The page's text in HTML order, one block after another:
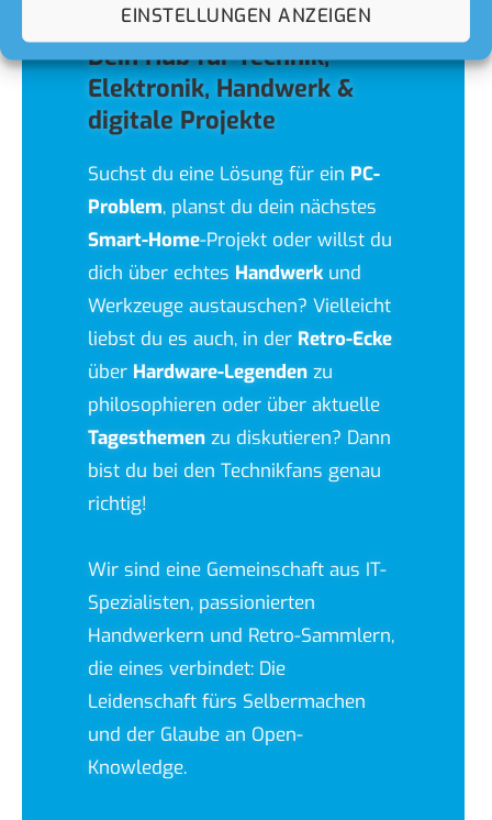
EINSTELLUNGEN ANZEIGEN
Dein Hub für Technik,
Elektronik, Handwerk &
digitale Projekte
Suchst du eine Lösung für ein PC-
Problem, planst du dein nächstes
Smart-Home-Projekt oder willst du
dich über echtes Handwerkund
Werkzeuge austauschen? Vielleicht
liebst du es auch, in der Retro-Ecke
über Hardware-Legenden zu
philosophieren oder über aktuelle
Tagesthemen zu diskutieren? Dann
bist du bei den Technikfans genau
richtig!
Wir sind eine Gemeinschaft aus IT-
Spezialisten, passionierten
Handwerkern und Retro-Sammlern,
die eines verbindet: Die
Leidenschaft fürs Selbermachen
und der Glaube an Open-
Knowledge.